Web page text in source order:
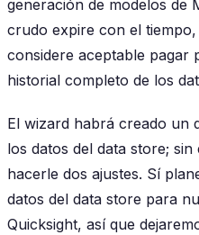
generación de modelos de
crudo expire con el
considere aceptable pagar
historial completo de los
El wizard habrá creado un
los datos del data store;
hacerle dos ajustes. Sí
datos del data store para
Quicksight, así que